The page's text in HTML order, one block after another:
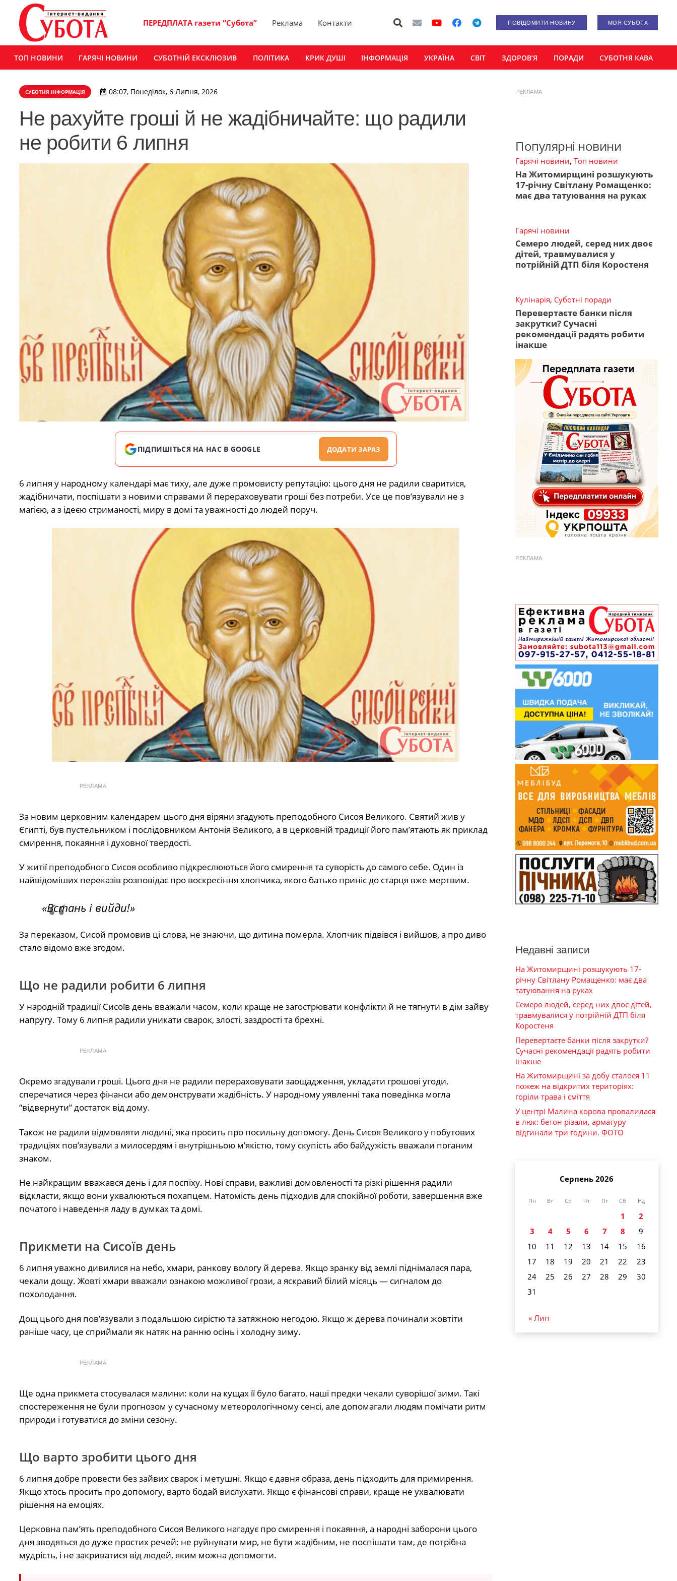
ПЕРЕДПЛАТА газети “Субота” Реклама Контакти ПОВІДОМИТИ НОВИНУ МОЯ СУБОТА
ТОП НОВИНИ ГАРЯЧІ НОВИНИ СУБОТНІЙ ЕКСКЛЮЗИВ ПОЛІТИКА КРИК ДУШІ ІНФОРМАЦІЯ УКРАЇНА СВІТ ЗДОРОВ’Я ПОРАДИ СУБОТНЯ КАВА
СУБОТНЯ ІНФОРМАЦІЯ 08:07, Понеділок, 6 Липня, 2026
Не рахуйте гроші й не жадібничайте: що радили
не робити 6 липня
ПІДПИШІТЬСЯ НА НАС В GOOGLE ДОДАТИ ЗАРАЗ
6 липня у народному календарі має тиху, але дуже промовисту репутацію: цього дня не радили сваритися,
жадібничати, поспішати з новими справами й перераховувати гроші без потреби. Усе це пов’язували не з
магією, а з ідеєю стриманості, миру в домі та уважності до людей поруч.
РЕКЛАМА
За новим церковним календарем цього дня віряни згадують преподобного Сисоя Великого. Святий жив у
Єгипті, був пустельником і послідовником Антонія Великого, а в церковній традиції його пам’ятають як приклад
смирення, покаяння і духовної твердості.
У житії преподобного Сисоя особливо підкреслюються його смирення та суворість до самого себе. Один із
найвідоміших переказів розповідає про воскресіння хлопчика, якого батько приніс до старця вже мертвим.
«Встань і вийди!»
За переказом, Сисой промовив ці слова, не знаючи, що дитина померла. Хлопчик підвівся і вийшов, а про диво
стало відомо вже згодом.
Що не радили робити 6 липня
У народній традиції Сисоїв день вважали часом, коли краще не загострювати конфлікти й не тягнути в дім зайву
напругу. Тому 6 липня радили уникати сварок, злості, заздрості та брехні.
РЕКЛАМА
Окремо згадували гроші. Цього дня не радили перераховувати заощадження, укладати грошові угоди,
сперечатися через фінанси або демонструвати жадібність. У народному уявленні така поведінка могла
“відвернути” достаток від дому.
Також не радили відмовляти людині, яка просить про посильну допомогу. День Сисоя Великого у побутових
традиціях пов’язували з милосердям і внутрішньою м’якістю, тому скупість або байдужість вважали поганим
знаком.
Не найкращим вважався день і для поспіху. Нові справи, важливі домовленості та різкі рішення радили
відкласти, якщо вони ухвалюються похапцем. Натомість день підходив для спокійної роботи, завершення вже
початого і наведення ладу в думках та домі.
Прикмети на Сисоїв день
6 липня уважно дивилися на небо, хмари, ранкову вологу й дерева. Якщо зранку від землі піднімалася пара,
чекали дощу. Жовті хмари вважали ознакою можливої грози, а яскравий білий місяць — сигналом до
похолодання.
Дощ цього дня пов’язували з подальшою сирістю та затяжною негодою. Якщо ж дерева починали жовтіти
раніше часу, це сприймали як натяк на ранню осінь і холодну зиму.
РЕКЛАМА
Ще одна прикмета стосувалася малини: коли на кущах її було багато, наші предки чекали суворішої зими. Такі
спостереження не були прогнозом у сучасному метеорологічному сенсі, але допомагали людям помічати ритм
природи і готуватися до зміни сезону.
Що варто зробити цього дня
6 липня добре провести без зайвих сварок і метушні. Якщо є давня образа, день підходить для примирення.
Якщо хтось просить про допомогу, варто бодай вислухати. Якщо є фінансові справи, краще не ухвалювати
рішення на емоціях.
Церковна пам’ять преподобного Сисоя Великого нагадує про смирення і покаяння, а народні заборони цього
дня зводяться до дуже простих речей: не руйнувати мир, не бути жадібним, не поспішати там, де потрібна
мудрість, і не закриватися від людей, яким можна допомогти.
РЕКЛАМА
Популярні новини
Гарячі новини, Топ новини
На Житомирщині розшукують
17-річну Світлану Ромащенко:
має два татуювання на руках
Гарячі новини
Семеро людей, серед них двоє
дітей, травмувалися у
потрійній ДТП біля Коростеня
Кулінарія, Суботні поради
Перевертаєте банки після
закрутки? Сучасні
рекомендації радять робити
інакше
РЕКЛАМА
Недавні записи
На Житомирщині розшукують 17-
річну Світлану Ромащенко: має два
татуювання на руках
Семеро людей, серед них двоє дітей,
травмувалися у потрійній ДТП біля
Коростеня
Перевертаєте банки після закрутки?
Сучасні рекомендації радять робити
інакше
На Житомирщині за добу сталося 11
пожеж на відкритих територіях:
горіли трава і сміття
У центрі Малина корова провалилася
в люк: бетон різали, арматуру
відгинали три години. ФОТО
Серпень 2026
Пн Вт Ср Чт Пт Сб Нд
1
2
3
4 5 6 7 8
9
10
11 12 13 14 15
16
17
18 19 20 21 22
23
24
25 26 27 28 29
30
31
« Лип